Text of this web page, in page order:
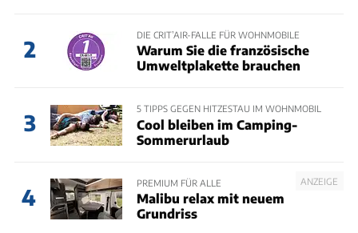
2
DIE CRIT’AIR-FALLE FÜR WOHNMOBILE
Warum Sie die französische
Umweltplakette brauchen
3
5 TIPPS GEGEN HITZESTAU IM WOHNMOBIL
Cool bleiben im Camping-
Sommerurlaub
4
ANZEIGE
PREMIUM FÜR ALLE
Malibu relax mit neuem
Grundriss